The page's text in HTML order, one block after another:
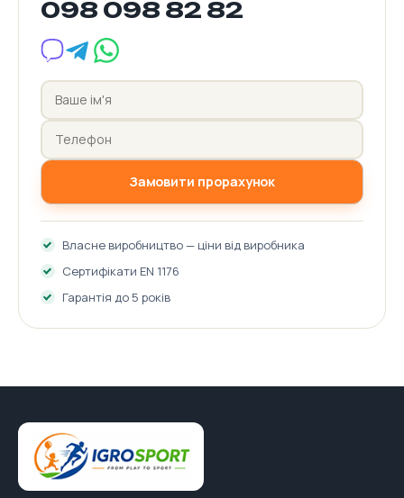
098 098 82 82
Замовити прорахунок
Власне виробництво — ціни від виробника
Сертифікати EN 1176
Гарантія до 5 років